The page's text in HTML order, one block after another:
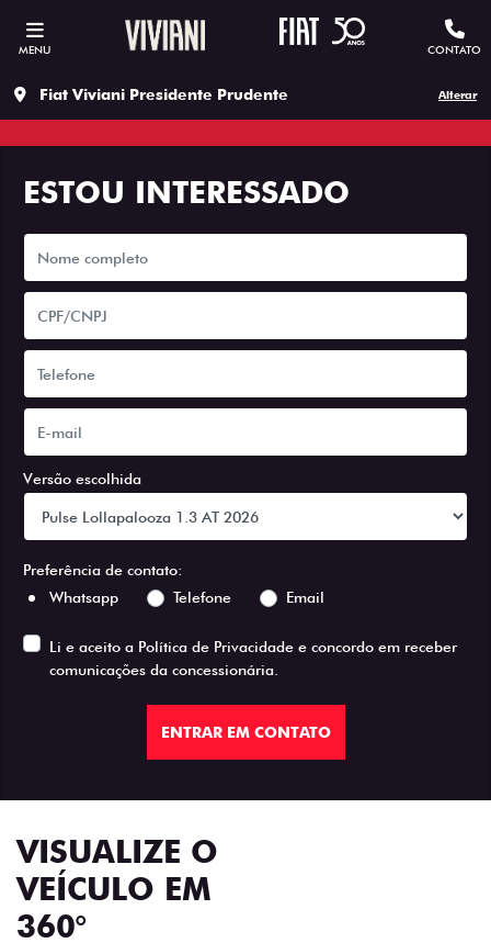
MENU CONTATO
Fiat Viviani Presidente Prudente Alterar
ESTOU INTERESSADO
Versão escolhida
Preferência de contato:
Whatsapp
Telefone Email
Li e aceito a Política de Privacidade e concordo em receber
comunicações da concessionária.
ENTRAR EM CONTATO
VISUALIZE O
VEÍCULO EM
360°